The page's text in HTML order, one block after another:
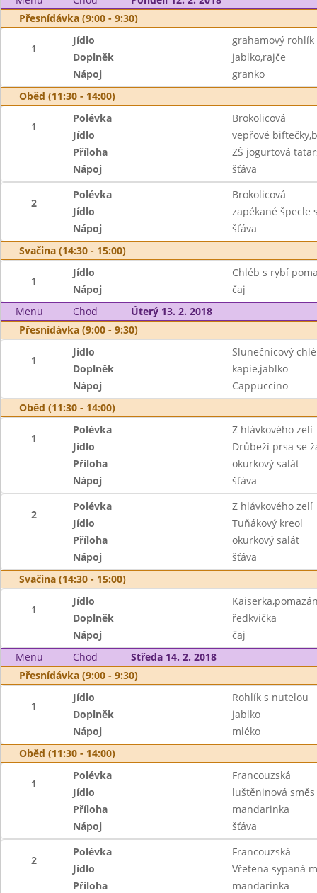
Přesnídávka (9:00 - 9:30)
1
Jídlo
grahamový
Doplněk
jablko,rajče
Nápoj
granko
Oběd (11:30 - 14:00)
1
Polévka
Brokolicová
Jídlo
vepřové
Příloha
ZŠ jogurtová
Nápoj
šťáva
2
Polévka
Brokolicová
Jídlo
zapékané špecle
Nápoj
šťáva
Svačina (14:30 - 15:00)
1
Jídlo
Chléb s rybí
Nápoj
čaj
Menu
Chod
Úterý 13. 2. 2018
Přesnídávka (9:00 - 9:30)
1
Jídlo
Slunečnicový
Doplněk
kapie,jablko
Nápoj
Cappuccino
Oběd (11:30 - 14:00)
1
Polévka
Z hlávkového zelí
Jídlo
Drůbeží prsa se
Příloha
okurkový salát
Nápoj
šťáva
2
Polévka
Z hlávkového zelí
Jídlo
Tuňákový kreol
Příloha
okurkový salát
Nápoj
šťáva
Svačina (14:30 - 15:00)
1
Jídlo
Doplněk
ředkvička
Nápoj
čaj
Menu
Chod
Středa 14. 2. 2018
Přesnídávka (9:00 - 9:30)
1
Jídlo
Rohlík s nutelou
Doplněk
jablko
Nápoj
mléko
Oběd (11:30 - 14:00)
1
Polévka
Francouzská
Jídlo
luštěninová
Příloha
mandarinka
Nápoj
šťáva
2
Polévka
Francouzská
Jídlo
Vřetena sypaná
Příloha
mandarinka